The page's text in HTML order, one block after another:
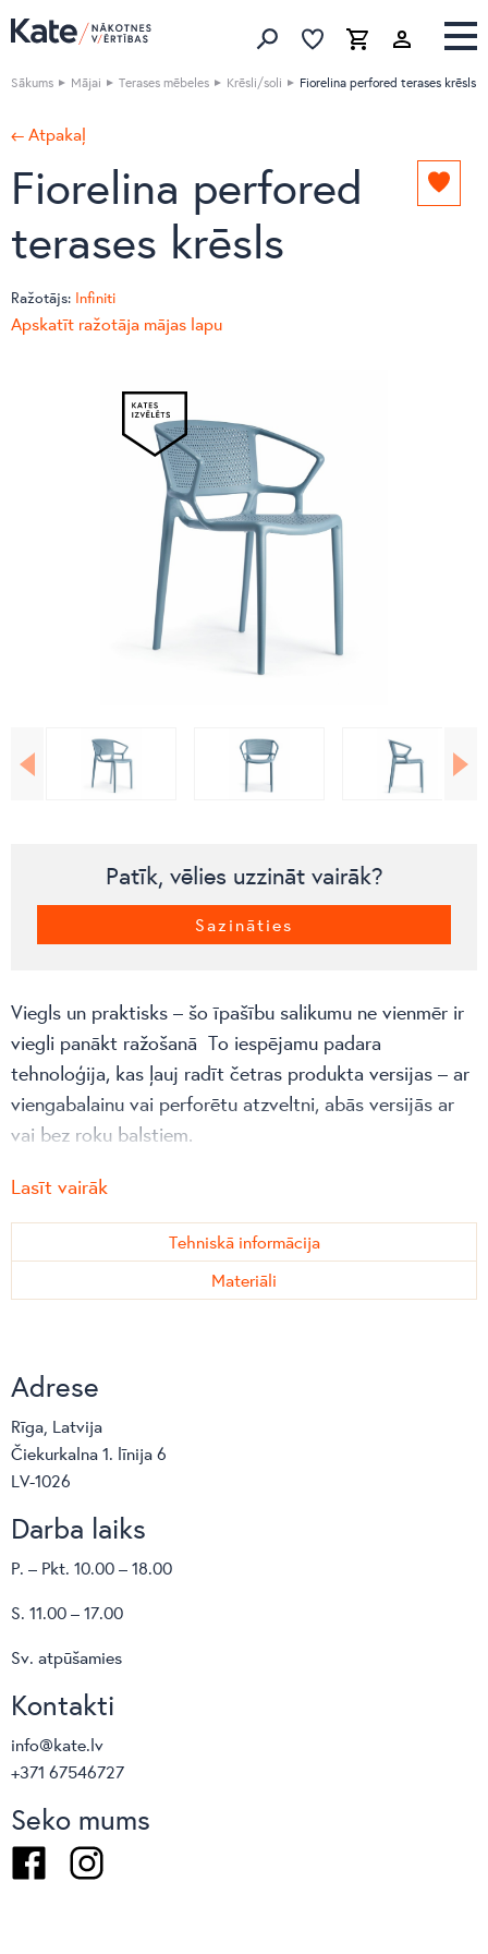
Meklēt produktus
IzlaseGrozs Izlase
Sākums Mājai Terases mēbeles Krēsli/soli Fiorelina perfored terases krēsls
← Atpakaļ
Fiorelina perfored
terases krēsls
Ražotājs: Infiniti
Apskatīt ražotāja mājas lapu
Patīk, vēlies uzzināt vairāk?
Sazināties
Viegls un praktisks – šo īpašību salikumu ne vienmēr ir
viegli panākt ražošanā To iespējamu padara
tehnoloģija, kas ļauj radīt četras produkta versijas – ar
viengabalainu vai perforētu atzveltni, abās versijās ar
vai bez roku balstiem.
Ideāls krēsls kafejnīcām, viesnīcām un ārtelpu zonām,
ne tikai publiskā, bet arī privātā vidē.
Lasīt vairāk
Tehniskā informācija
Materiāli
Adrese
Rīga, Latvija
Čiekurkalna 1. līnija 6
LV-1026
Darba laiks
P. – Pkt. 10.00 – 18.00
S. 11.00 – 17.00
Sv. atpūšamies
Kontakti
info@kate.lv
+371 67546727
Seko mums
FacebookInstagram